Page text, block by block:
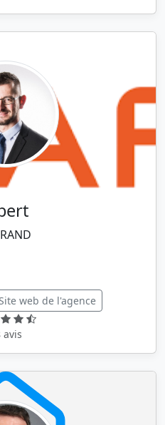
web de l'agence
avis